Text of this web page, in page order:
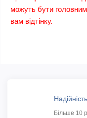
можуть бути головним
вам відтінку.
Надійність
Більше 10